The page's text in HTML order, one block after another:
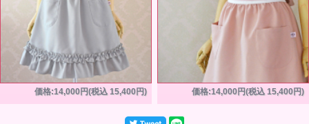
価格:14,000円(税込 15,400円) 価格:14,000円(税込 15,400円)